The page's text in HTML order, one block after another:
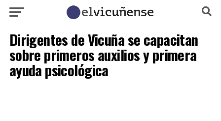
Dirigentes de Vicuña se capacitan
sobre primeros auxilios y primera
ayuda psicológica